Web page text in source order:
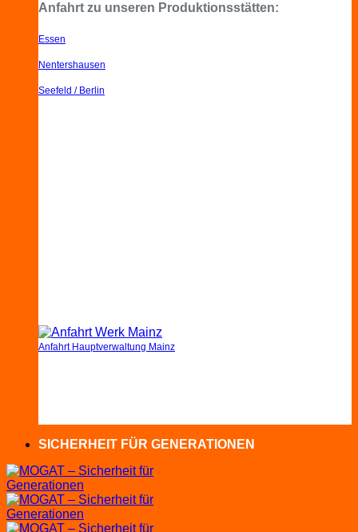
Anfahrt zu unseren Produktionsstätten:
Essen
Nentershausen
Seefeld / Berlin
Anfahrt Hauptverwaltung Mainz
SICHERHEIT FÜR GENERATIONEN